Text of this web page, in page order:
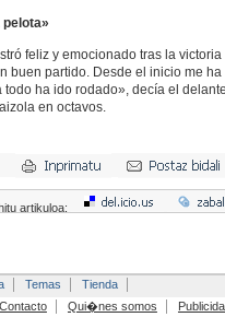
pelota»
feliz y emocionado tras la
buen partido. Desde el inicio me
todo ha ido rodado», decía el
en octavos.
artikuloa:
Temas
Tienda
Contacto Qui�nes somos